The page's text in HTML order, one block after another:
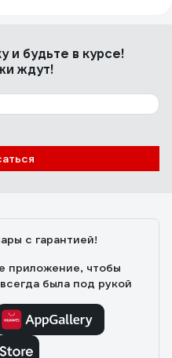
сжигает кислород.
управления с отсрочкой
и будьте в курсе!
ждут!
с гарантией!
приложение, чтобы
была под рукой